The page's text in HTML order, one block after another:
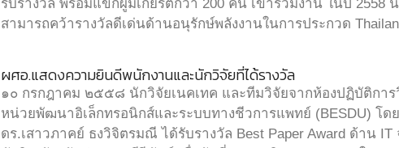
รับรางวัล พร้อมแขกผู้มีเกียรติกว่า 200 คน เข้าร่วมงาน ในปี 2558
สามารถคว้ารางวัลดีเด่นด้านอนุรักษ์พลังงานในการประกวด
ผศอ.แสดงความยินดีพนักงานและนักวิจัยที่ได้รางวัล
๑๐ กรกฎาคม ๒๕๕๘ นักวิจัยเนคเทค และทีมวิจัยจากห้องปฏิบัติการ
หน่วยพัฒนาอิเล็กทรอนิกส์และระบบทางชีวการแพทย์ (BESDU) โ
ดร.เสาวภาคย์ ธงวิจิตรมณี ได้รับรางวัล Best Paper Award ด้าน